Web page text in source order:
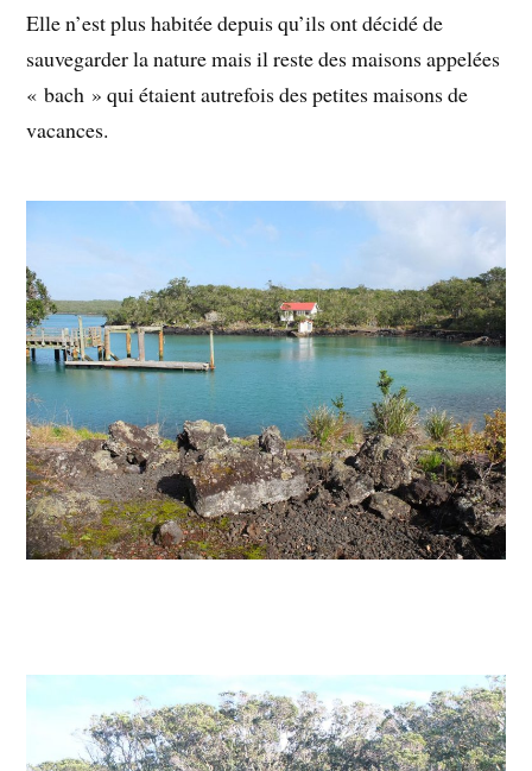
Elle n’est plus habitée depuis qu’ils ont décidé de
sauvegarder la nature mais il reste des maisons appelées
« bach » qui étaient autrefois des petites maisons de
vacances.